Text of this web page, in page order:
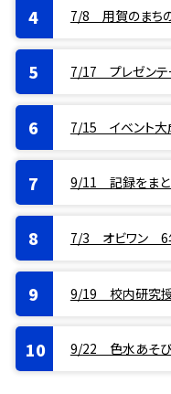
7/8 用賀のまち
7/17 プレゼンテ
7/15 イベント
9/11 記録をま
7/3 オビワン 6
9/19 校内研究授
9/22 色水あそ